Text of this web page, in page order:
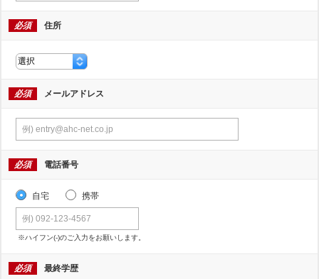
必須 住所
必須 メールアドレス
必須 電話番号
自宅 携帯
※ハイフン(-)のご入力をお願いします。
必須 最終学歴